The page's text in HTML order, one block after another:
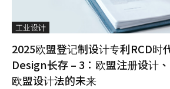
工业设计
2025欧盟登记制设计专利RCD时
Design长存 – 3：欧盟注册设计
欧盟设计法的未来